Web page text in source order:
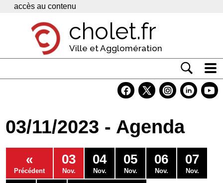
Panneau de gestion des cookies
accès au contenu
cholet.fr
Ville et Agglomération
Economie
Services
Contacts
03/11/2023 - Agenda
«
Précédent
03
Nov.
04
Nov.
05
Nov.
06
Nov.
07
Nov.